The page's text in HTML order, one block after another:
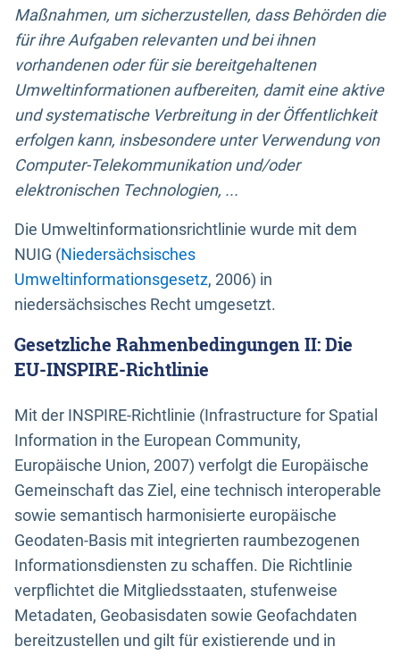
Maßnahmen, um sicherzustellen, dass Behörden die
für ihre Aufgaben relevanten und bei ihnen
vorhandenen oder für sie bereitgehaltenen
Umweltinformationen aufbereiten, damit eine aktive
und systematische Verbreitung in der Öffentlichkeit
erfolgen kann, insbesondere unter Verwendung von
Computer-Telekommunikation und/oder
elektronischen Technologien, ...
Die Umweltinformationsrichtlinie wurde mit dem
NUIG (Niedersächsisches
Umweltinformationsgesetz, 2006) in
niedersächsisches Recht umgesetzt.
Gesetzliche Rahmenbedingungen II: Die
EU-INSPIRE-Richtlinie
Mit der INSPIRE-Richtlinie (Infrastructure for Spatial
Information in the European Community,
Europäische Union, 2007) verfolgt die Europäische
Gemeinschaft das Ziel, eine technisch interoperable
sowie semantisch harmonisierte europäische
Geodaten-Basis mit integrierten raumbezogenen
Informationsdiensten zu schaffen. Die Richtlinie
verpflichtet die Mitgliedsstaaten, stufenweise
Metadaten, Geobasisdaten sowie Geofachdaten
bereitzustellen und gilt für existierende und in